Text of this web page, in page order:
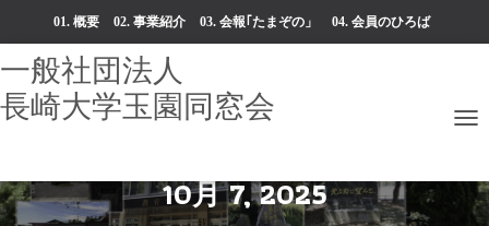
01. 概要 02. 事業紹介 03. 会報｢たまぞの」 04. 会員のひろば
05. 入会案内・お問い合わせ
ー
シ
10月 7, 2025